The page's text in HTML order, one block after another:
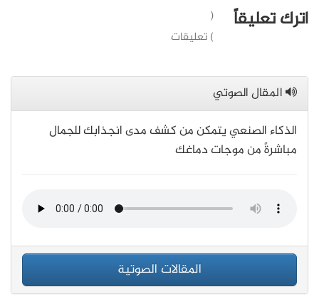
اترك تعليقاً
(
) تعليقات
المقال الصوتي
الذكاء الصنعي يتمكن من كشف مدى انجذابك للجمال
مباشرةً من موجات دماغك
المقالات الصوتية